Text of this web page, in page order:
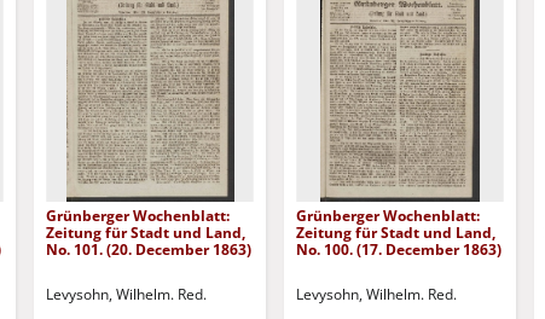
Grünberger Wochenblatt:
Zeitung für Stadt und Land,
No. 101. (20. December 1863)
Levysohn, Wilhelm. Red.
Grünberger Wochenblatt:
Zeitung für Stadt und Land,
No. 100. (17. December 1863)
Levysohn, Wilhelm. Red.